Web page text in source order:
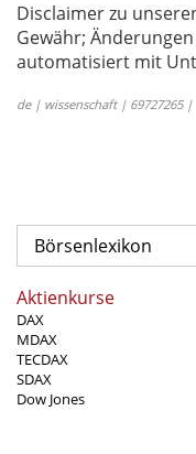
Disclaimer zu
Gewähr;
automatisiert mit
de | wissenschaft | 69727265 |
Börsenlexikon
Aktienkurse
DAX
MDAX
TECDAX
SDAX
Dow Jones